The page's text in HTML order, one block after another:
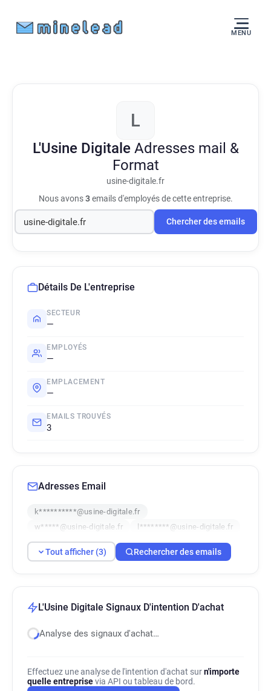
MENU
L
L'Usine Digitale Adresses mail &
Format
usine-digitale.fr
Nous avons3emails d'employés de cette entreprise.
Chercher des emails
Détails De L'entreprise
SECTEUR
—
EMPLOYÉS
—
EMPLACEMENT
—
EMAILS TROUVÉS
3
Adresses Email
k**********@usine-digitale.fr
w*****@usine-digitale.fr
l********@usine-digitale.fr
Tout afficher (3) Rechercher des emails
L'Usine Digitale Signaux D'intention D'achat
Analyse des signaux d'achat…
Effectuez une analyse de l'intention d'achat surn'importe
quelle entreprisevia API ou tableau de bord.